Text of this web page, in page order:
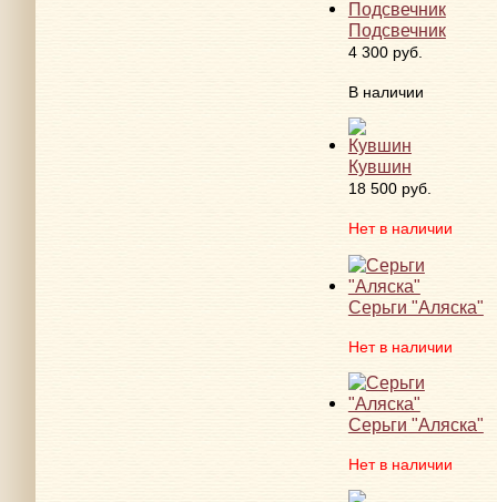
Подсвечник
4 300 руб.
В наличии
Кувшин
18 500 руб.
Нет в наличии
Серьги "Аляска"
Нет в наличии
Серьги "Аляска"
Нет в наличии